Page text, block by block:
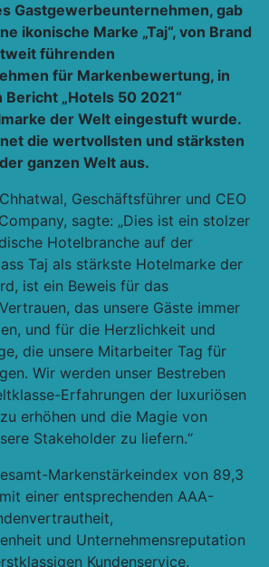
Gastgewerbeunternehmen, gab
ikonische Marke „Taj“, von Brand
führenden
für Markenbewertung, in
„Hotels 50 2021“
der Welt eingestuft wurde.
die wertvollsten und stärksten
ganzen Welt aus.
Geschäftsführer und CEO
, sagte: „Dies ist ein stolzer
Hotelbranche auf der
Taj als stärkste Hotelmarke der
ist ein Beweis für das
das unsere Gäste immer
und für die Herzlichkeit und
die unsere Mitarbeiter Tag für
Wir werden unser Bestreben
Erfahrungen der luxuriösen
erhöhen und die Magie von
Stakeholder zu liefern.“
Markenstärkeindex von 89,3
einer entsprechenden AAA-
und Unternehmensreputation
Kundenservice.